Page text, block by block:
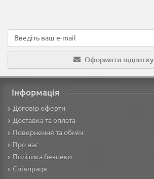
Оформити підписку
Інформація
Договір оферти
Доставка та оплата
Повернення та обмін
Про нас
Політика безпеки
Співпраця